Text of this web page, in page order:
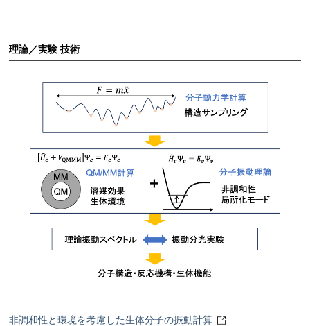
理論／実験 技術
非調和性と環境を考慮した生体分子の振動計算